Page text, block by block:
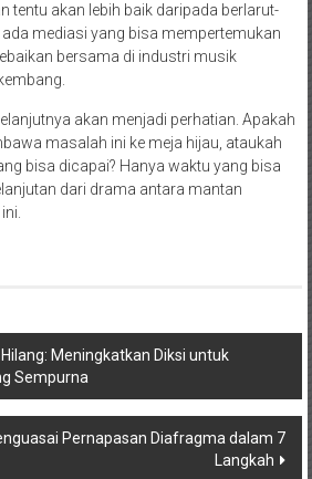
tentu akan lebih baik daripada berlarut-
mediasi yang bisa mempertemukan
bersama di industri musik
akan menjadi perhatian. Apakah
masalah ini ke meja hijau, ataukah
bisa dicapai? Hanya waktu yang bisa
dari drama antara mantan
Meningkatkan Diksi untuk
Sempurna
Pernapasan Diafragma dalam 7
Langkah